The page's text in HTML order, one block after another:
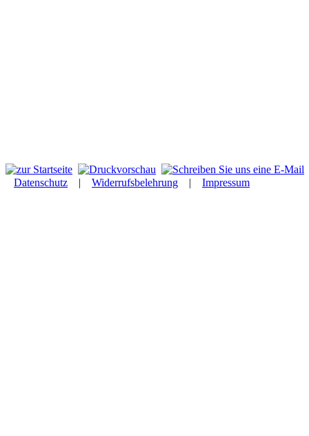
Datenschutz | Widerrufsbelehrung | Impressum